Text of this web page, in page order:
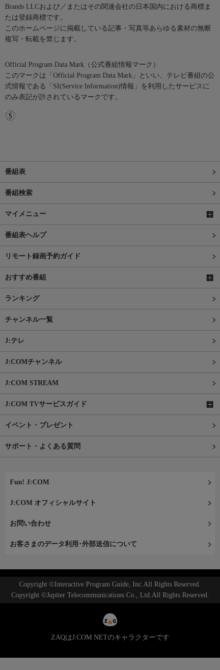
Brands LLCおよび／またはその関連会社の日本国内における商標ま
たは登録商標です。
このホームページに掲載している記事・写真等あらゆる素材の無断
複写・転載を禁じます。
Official Program Data Mark（公式番組情報マーク）
このマークは「Official Program Data Mark」といい、テレビ番組の公
式情報である「SI(Service Information)情報」を利用したサービスに
のみ表記が許されているマークです。
番組表
番組検索
マイメニュー
番組表ヘルプ
リモート録画予約ガイド
おすすめ番組
ランキング
チャンネル一覧
J:テレ
J:COMチャンネル
J:COM STREAM
J:COM TVサービスガイド
イベント・プレゼント
サポート・よくある質問
Fun! J:COM
J:COM オフィシャルサイト
お問い合わせ
お客さまのデータ利用･外部送信について
Copyright ©Interactive Program Guide, Inc.All Rights Reserved.
Copyright ©Jupiter Telecommunications Co., Ltd.All Rights Reserved.
ZAQはJ:COM NETのキャラクターです